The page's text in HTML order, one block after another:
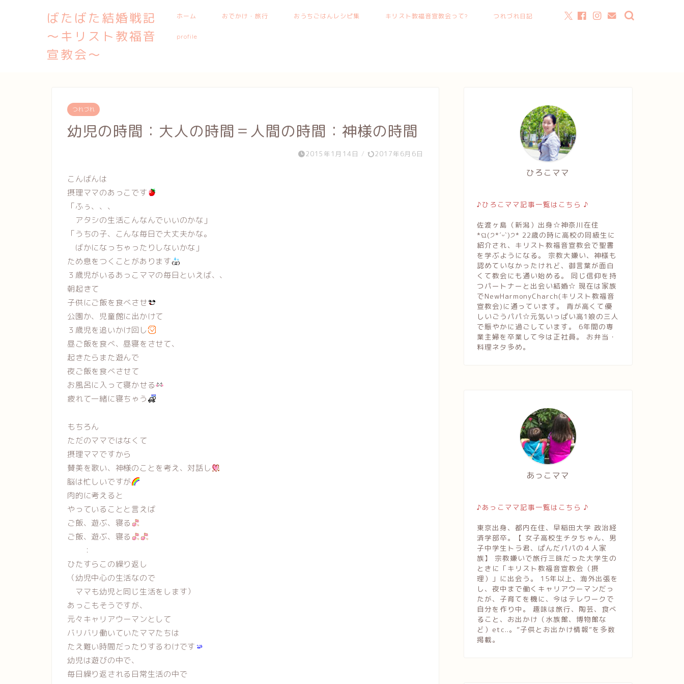
ばたばた結婚戦記
〜キリスト教福音
宣教会〜
ホーム おでかけ・旅行 おうちごはんレシピ集 キリスト教福音宣教会って? つれづれ日記
profile
つれづれ
幼児の時間：大人の時間＝人間の時間：神様の時間
2015年1月14日 / 2017年6月6日
こんばんは
摂理ママのあっこです
「ふぅ、、、
アタシの生活こんなんでいいのかな」
「うちの子、こんな毎日で大丈夫かな。
ばかになっちゃったりしないかな」
ため息をつくことがあります
３歳児がいるあっこママの毎日といえば、、
朝起きて
子供にご飯を食べさせ
公園か、児童館に出かけて
３歳児を追いかけ回し
昼ご飯を食べ、昼寝をさせて、
起きたらまた遊んで
夜ご飯を食べさせて
お風呂に入って寝かせる
疲れて一緒に寝ちゃう
もちろん
ただのママではなくて
摂理ママですから
賛美を歌い、神様のことを考え、対話し
脳は忙しいですが
肉的に考えると
やっていることと言えば
ご飯、遊ぶ、寝る
ご飯、遊ぶ、寝る
：
ひたすらこの繰り返し
（幼児中心の生活なので
ママも幼児と同じ生活をします）
あっこもそうですが、
元々キャリアウーマンとして
バリバリ働いていたママたちは
たえ難い時間だったりするわけです
幼児は遊びの中で、
毎日繰り返される日常生活の中で
ひろこママ
♪ひろこママ記事一覧はこちら ♪
佐渡ヶ島（新潟）出身☆神奈川在住
*ଘ(੭*ˊᵕˋ)੭* 22歳の時に高校の同級生に
紹介され、キリスト教福音宣教会で聖書
を学ぶようになる。 宗教大嫌い、神様も
認めていなかったけれど、御言葉が面白
くて教会にも通い始める。 同じ信仰を持
つパートナーと出会い結婚☆ 現在は家族
でNewHarmonyCharch(キリスト教福音
宣教会)に通っています。 背が高くて優
しいごうパパ☆元気いっぱい高1娘の三人
で賑やかに過ごしています。 6年間の専
業主婦を卒業して今は正社員。 お弁当・
料理ネタ多め。
あっこママ
♪あっこママ記事一覧はこちら ♪
東京出身、都内在住、早稲田大学 政治経
済学部卒。【 女子高校生チタちゃん、男
子中学生トラ君、ぱんだパパの４人家
族】 宗教嫌いで旅行三昧だった大学生の
ときに「キリスト教福音宣教会（摂
理）」に出会う。 15年以上、海外出張を
し、夜中まで働くキャリアウーマンだっ
たが、子育てを機に、今はテレワークで
自分を作り中。 趣味は旅行、陶芸、食べ
ること、お出かけ（水族館、博物館な
ど）etc..。”子供とお出かけ情報”を多数
掲載。